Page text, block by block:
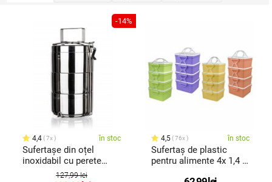
-14%
4,4 7x în stoc
Sufertașe din oțel
inoxidabil cu perete
dubluBanquet AKCENT,
127,99 lei
4,5 76x în stoc
Sufertaș de plastic
pentru alimente 4x 1,4 l,